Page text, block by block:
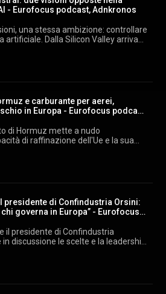
audiovisivi
licenza Machiavelli Music.
- Eurofocus podcast, Adnkronos
una stessa ambizione: controllare
artificiale. Dalla Silicon Valley arriva
emerge una contraddizione che
show/eurofocus/) e su tutte
audiovisivi
Machiavelli Music.
e carburante per aerei,
in Europa - Eurofocus podcast,
di Hormuz mette a nudo
di raffinazione dell'Ue e la sua
al Mar Arabico non riprenderà
show/eurofocus/) e su tutte
audiovisivi
licenza Machiavelli Music.
presidente di Confindustria Orsini:
governa in Europa” - Eurofocus
il presidente di Confindustria
discussione le scelte e la leadership
le persone che hanno la